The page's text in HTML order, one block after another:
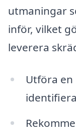
utmaningar
inför, vilket
leverera
Utföra